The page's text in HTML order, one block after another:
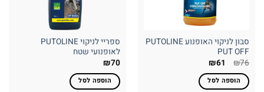
סבון לניקוי האופנוע PUTOLINE
PUT OFF
₪76 המחיר
היה:
₪76.
₪61 המחיר
הוא:
₪61.הוספה לסל
ספריי לניקוי PUTOLINE
לאופנועי שטח
₪70
הוספה לסל